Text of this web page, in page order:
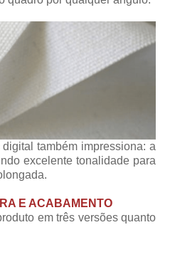
também impressiona: a
excelente tonalidade para
E ACABAMENTO
em três versões quanto